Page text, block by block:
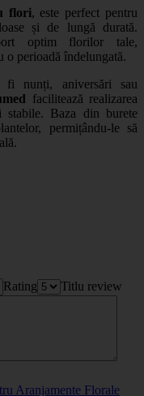
flori, este perfect pentru
și de lungă durată.
optim florilor tale,
o perioadă îndelungată.
fi nunți, aniversări sau
facilitează realizarea
stabile. Baza din burete
permițându-le să
Rating Titlu review